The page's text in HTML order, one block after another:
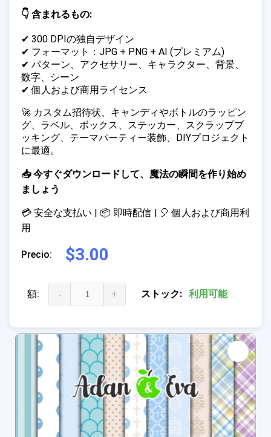
👇 含まれるもの:
✔ 300 DPIの独自デザイン
✔ フォーマット：JPG + PNG + AI (プレミアム)
✔ パターン、アクセサリー、キャラクター、背景、
数字、シーン
✔ 個人および商用ライセンス
🚀 カスタム招待状、キャンディやボトルのラッピン
グ、ラベル、ボックス、ステッカー、スクラップブ
ッキング、テーマパーティー装飾、DIYプロジェクト
に最適。
📥 今すぐダウンロードして、魔法の瞬間を作り始め
ましょう
💳 安全な支払い | 📦 即時配信 | 🎈 個人および商用利
用
Precio: $3.00
額: - + ストック: 利用可能